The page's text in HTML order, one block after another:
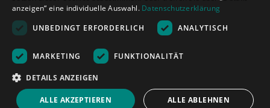
Nederland|Deutschland| België|Belgique|España
Kingdom
anzeigen“ eine individuelle Auswahl. Datenschutzerklärung
UNBEDINGT ERFORDERLICH
ANALYTISCH
MARKETING FUNKTIONALITÄT
DETAILS ANZEIGEN
ALLE AKZEPTIEREN ALLE ABLEHNEN